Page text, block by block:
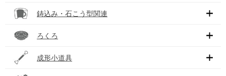
鋳込み・石こう型関連
ろくろ
成形小道具